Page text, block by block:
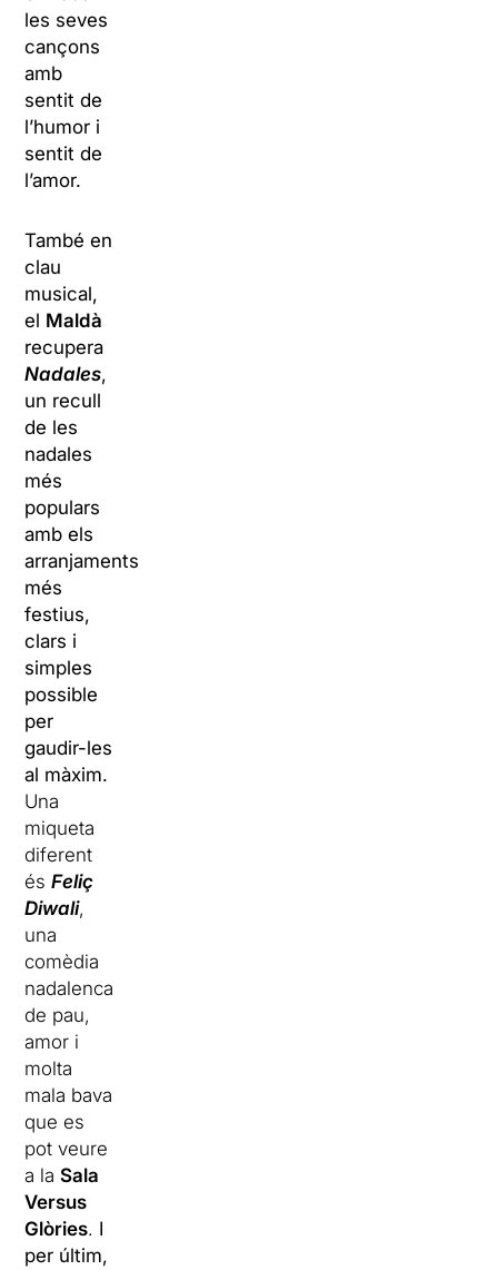
les seves
cançons
amb
sentit de
l’humor i
sentit de
l’amor.
També en
clau
musical,
el Maldà
recupera
Nadales,
un recull
de les
nadales
més
populars
amb els
arranjaments
més
festius,
clars i
simples
possible
per
gaudir-les
al màxim.
Una
miqueta
diferent
ésFeliç
Diwali,
una
comèdia
nadalenca
de pau,
amor i
molta
mala bava
que es
pot veure
a laSala
Versus
Glòries. I
per últim,